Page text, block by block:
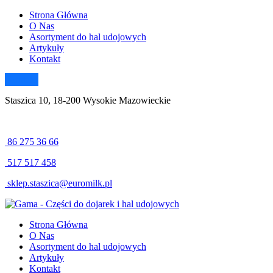
Strona Główna
O Nas
Asortyment do hal udojowych
Artykuły
Kontakt
Staszica 10, 18-200 Wysokie Mazowieckie
86 275 36 66
517 517 458
sklep.staszica@euromilk.pl
Strona Główna
O Nas
Asortyment do hal udojowych
Artykuły
Kontakt